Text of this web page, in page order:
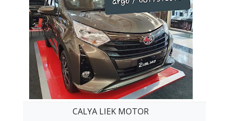
CALYA LIEK MOTOR